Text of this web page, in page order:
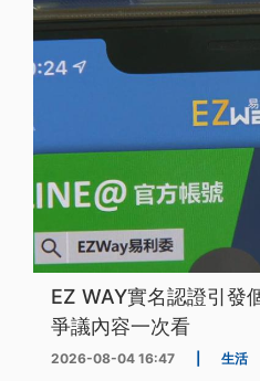
EZ WAY實名認證引發
爭議內容一次看
2026-08-04 16:47 生活